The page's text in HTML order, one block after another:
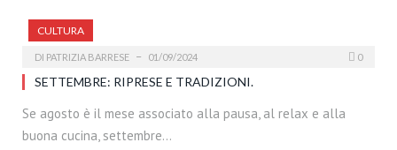
CULTURA
DI PATRIZIA BARRESE 01/09/2024 0
SETTEMBRE: RIPRESE E TRADIZIONI.
Se agosto è il mese associato alla pausa, al relax e alla
buona cucina, settembre…